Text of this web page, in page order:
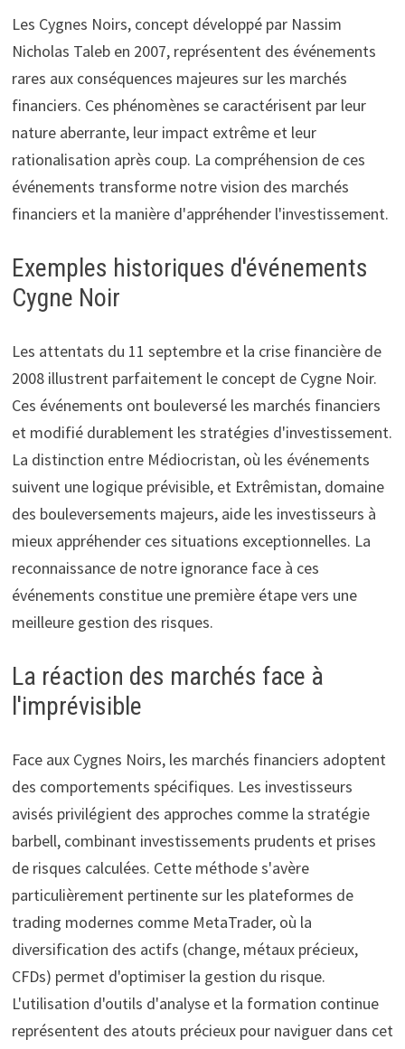
Les Cygnes Noirs, concept développé par Nassim
Nicholas Taleb en 2007, représentent des événements
rares aux conséquences majeures sur les marchés
financiers. Ces phénomènes se caractérisent par leur
nature aberrante, leur impact extrême et leur
rationalisation après coup. La compréhension de ces
événements transforme notre vision des marchés
financiers et la manière d'appréhender l'investissement.
Exemples historiques d'événements
Cygne Noir
Les attentats du 11 septembre et la crise financière de
2008 illustrent parfaitement le concept de Cygne Noir.
Ces événements ont bouleversé les marchés financiers
et modifié durablement les stratégies d'investissement.
La distinction entre Médiocristan, où les événements
suivent une logique prévisible, et Extrêmistan, domaine
des bouleversements majeurs, aide les investisseurs à
mieux appréhender ces situations exceptionnelles. La
reconnaissance de notre ignorance face à ces
événements constitue une première étape vers une
meilleure gestion des risques.
La réaction des marchés face à
l'imprévisible
Face aux Cygnes Noirs, les marchés financiers adoptent
des comportements spécifiques. Les investisseurs
avisés privilégient des approches comme la stratégie
barbell, combinant investissements prudents et prises
de risques calculées. Cette méthode s'avère
particulièrement pertinente sur les plateformes de
trading modernes comme MetaTrader, où la
diversification des actifs (change, métaux précieux,
CFDs) permet d'optimiser la gestion du risque.
L'utilisation d'outils d'analyse et la formation continue
représentent des atouts précieux pour naviguer dans cet